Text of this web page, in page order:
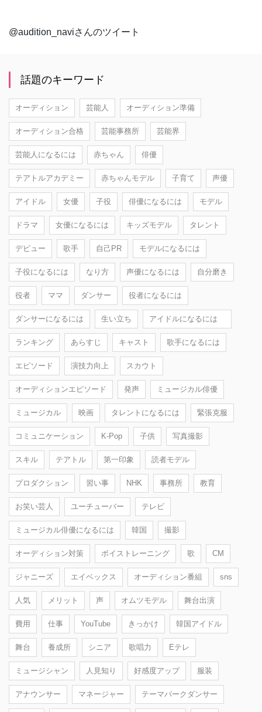
@audition_naviさんのツイート
話題のキーワード
オーディション 芸能人 オーディション準備
オーディション合格 芸能事務所 芸能界
芸能人になるには 赤ちゃん 俳優
テアトルアカデミー 赤ちゃんモデル 子育て 声優
アイドル 女優 子役 俳優になるには モデル
ドラマ 女優になるには キッズモデル タレント
デビュー 歌手 自己PR モデルになるには
子役になるには なり方 声優になるには 自分磨き
役者 ママ ダンサー 役者になるには
ダンサーになるには 生い立ち アイドルになるには
ランキング あらすじ キャスト 歌手になるには
エピソード 演技力向上 スカウト
オーディションエピソード 発声 ミュージカル俳優
ミュージカル 映画 タレントになるには 緊張克服
コミュニケーション K-Pop 子供 写真撮影
スキル テアトル 第一印象 読者モデル
プロダクション 習い事 NHK 事務所 教育
お笑い芸人 ユーチューバー テレビ
ミュージカル俳優になるには 韓国 撮影
オーディション対策 ボイストレーニング 歌 CM
ジャニーズ エイベックス オーディション番組 sns
人気 メリット 声 オムツモデル 舞台出演
費用 仕事 YouTube きっかけ 韓国アイドル
舞台 養成所 シニア 歌唱力 Eテレ
ミュージシャン 人見知り 好感度アップ 服装
アナウンサー マネージャー テーマパークダンサー